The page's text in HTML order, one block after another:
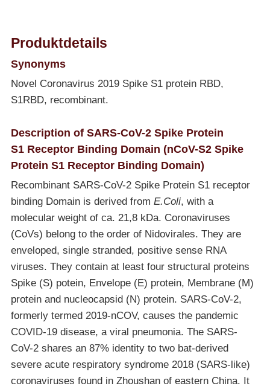
Produktdetails
Synonyms
Novel Coronavirus 2019 Spike S1 protein RBD,
S1RBD, recombinant.
Description of SARS-CoV-2 Spike Protein
S1 Receptor Binding Domain (nCoV-S2 Spike
Protein S1 Receptor Binding Domain)
Recombinant SARS-CoV-2 Spike Protein S1 receptor
binding Domain is derived from E.Coli, with a
molecular weight of ca. 21,8 kDa. Coronaviruses
(CoVs) belong to the order of Nidovirales. They are
enveloped, single stranded, positive sense RNA
viruses. They contain at least four structural proteins
Spike (S) potein, Envelope (E) protein, Membrane (M)
protein and nucleocapsid (N) protein. SARS-CoV-2,
formerly termed 2019-nCOV, causes the pandemic
COVID-19 disease, a viral pneumonia. The SARS-
CoV-2 shares an 87% identity to two bat-derived
severe acute respiratory syndrome 2018 (SARS-like)
coronaviruses found in Zhoushan of eastern China. It